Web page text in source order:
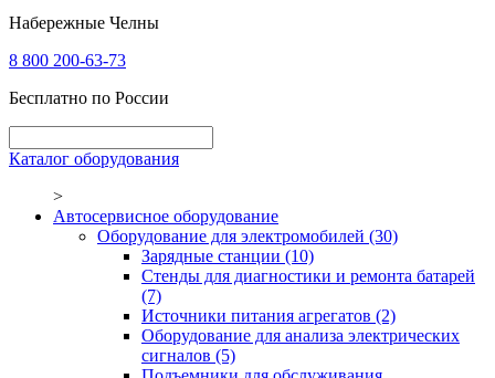
Набережные Челны
8 800 200-63-73
Бесплатно по России
Каталог оборудования
>
Автосервисное оборудование
Оборудование для электромобилей (30)
Зарядные станции (10)
Стенды для диагностики и ремонта батарей
(7)
Источники питания агрегатов (2)
Оборудование для анализа электрических
сигналов (5)